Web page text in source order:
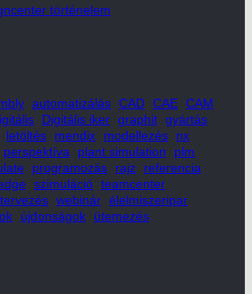
történelem
automatizálás CAD CAE CAM
Digitális iker graphit gyártás
letöltés mendix modellezés
nx
perspektíva plant simulation
plm
programozás rajz
referencia
szimuláció teamcenter
tervezés webinár élelmiszeripar
újdonságok ütemezés